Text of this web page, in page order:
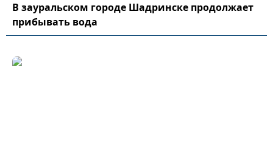
В зауральском городе Шадринске продолжает
прибывать вода